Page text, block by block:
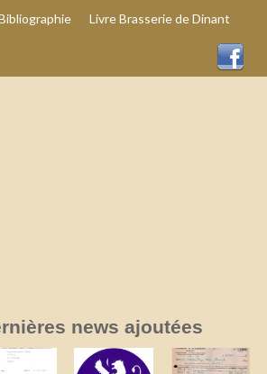
Livre Brasserie de Dinant
news ajoutées